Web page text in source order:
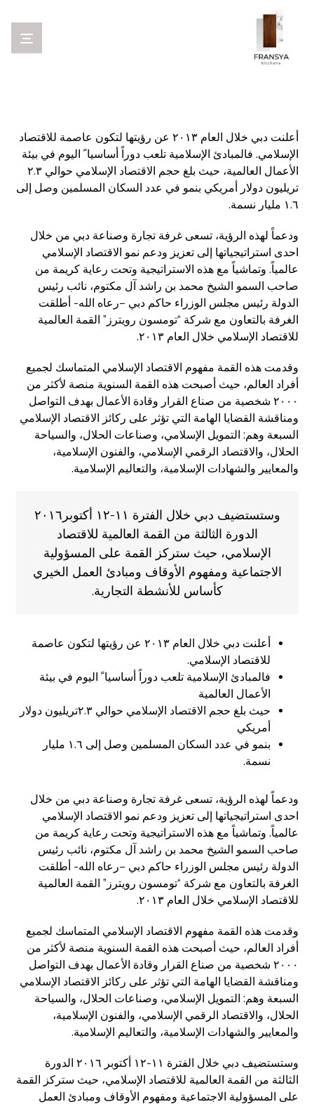
أعلنت دبي خلال العام ٢٠١٣ عن رؤيتها لتكون عاصمة للاقتصاد
الإسلامي. فالمبادئ الإسلامية تلعب دوراً أساسيا ً اليوم في بيئة
الأعمال العالمية، حيث بلغ حجم الاقتصاد الإسلامي حوالي ٢.٣
تريليون دولار أمريكي بنمو في عدد السكان المسلمين وصل إلى
١.٦ مليار نسمة.
ودعماً لهذه الرؤية، تسعى غرفة تجارة وصناعة دبي من خلال
احدى استراتيجياتها إلى تعزيز ودعم نمو الاقتصاد الإسلامي
عالمياً. وتماشياً مع هذه الاستراتيجية وتحت رعاية كريمة من
صاحب السمو الشيخ محمد بن راشد آل مكتوم، نائب رئيس
الدولة رئيس مجلس الوزراء حاكم دبي –رعاه الله- أطلقت
الغرفة بالتعاون مع شركة “تومسون رويترز” القمة العالمية
للاقتصاد الإسلامي خلال العام ٢٠١٣.
وقدمت هذه القمة مفهوم الاقتصاد الإسلامي المتماسك لجميع
أفراد العالم، حيث أصبحت هذه القمة السنوية منصة لأكثر من
٢٠٠٠ شخصية من صناع القرار وقادة الأعمال بهدف التواصل
ومناقشة القضايا الهامة التي تؤثر على ركائز الاقتصاد الإسلامي
السبعة وهم: التمويل الإسلامي، وصناعات الحلال، والسياحة
الحلال، والاقتصاد الرقمي الإسلامي، والفنون الإسلامية،
والمعايير والشهادات الإسلامية، والتعاليم الإسلامية.
وستستضيف دبي خلال الفترة ١١-١٢ أكتوبر٢٠١٦
الدورة الثالثة من القمة العالمية للاقتصاد
الإسلامي، حيث ستركز القمة على المسؤولية
الاجتماعية ومفهوم الأوقاف ومبادئ العمل الخيري
كأساس للأنشطة التجارية.
أعلنت دبي خلال العام ٢٠١٣ عن رؤيتها لتكون عاصمة
للاقتصاد الإسلامي.
فالمبادئ الإسلامية تلعب دوراً أساسيا ً اليوم في بيئة
الأعمال العالمية
حيث بلغ حجم الاقتصاد الإسلامي حوالي ٢.٣تريليون دولار
أمريكي
بنمو في عدد السكان المسلمين وصل إلى ١.٦ مليار
نسمة.
ودعماً لهذه الرؤية، تسعى غرفة تجارة وصناعة دبي من خلال
احدى استراتيجياتها إلى تعزيز ودعم نمو الاقتصاد الإسلامي
عالمياً. وتماشياً مع هذه الاستراتيجية وتحت رعاية كريمة من
صاحب السمو الشيخ محمد بن راشد آل مكتوم، نائب رئيس
الدولة رئيس مجلس الوزراء حاكم دبي –رعاه الله- أطلقت
الغرفة بالتعاون مع شركة “تومسون رويترز” القمة العالمية
للاقتصاد الإسلامي خلال العام ٢٠١٣.
وقدمت هذه القمة مفهوم الاقتصاد الإسلامي المتماسك لجميع
أفراد العالم، حيث أصبحت هذه القمة السنوية منصة لأكثر من
٢٠٠٠ شخصية من صناع القرار وقادة الأعمال بهدف التواصل
ومناقشة القضايا الهامة التي تؤثر على ركائز الاقتصاد الإسلامي
السبعة وهم: التمويل الإسلامي، وصناعات الحلال، والسياحة
الحلال، والاقتصاد الرقمي الإسلامي، والفنون الإسلامية،
والمعايير والشهادات الإسلامية، والتعاليم الإسلامية.
وستستضيف دبي خلال الفترة ١١-١٢ أكتوبر ٢٠١٦ الدورة
الثالثة من القمة العالمية للاقتصاد الإسلامي، حيث ستركز القمة
على المسؤولية الاجتماعية ومفهوم الأوقاف ومبادئ العمل